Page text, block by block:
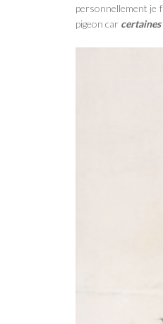
personnellement je
pigeon car